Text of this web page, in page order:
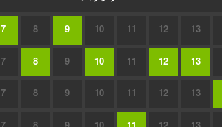
7 8 9 10 11 12 13
7 8 9 10 11 12 13
7 8 9 10 11 12 13